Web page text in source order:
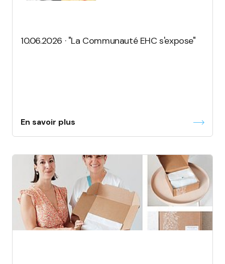
10.06.2026 · "La Communauté EHC s'expose"
En savoir plus